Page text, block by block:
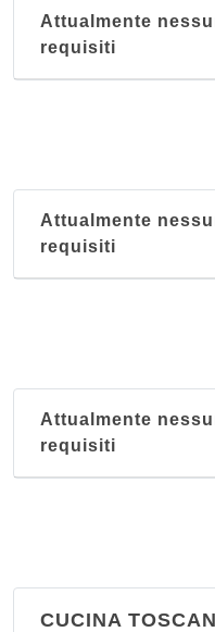
Attualmente
requisiti
Attualmente
requisiti
Attualmente
requisiti
CUCINA